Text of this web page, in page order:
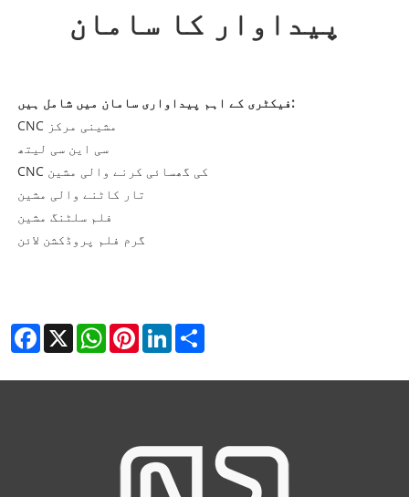
پیداوار کا سامان
فیکٹری کے اہم پیداواری سامان میں شامل ہیں:
CNC مشینی مرکز
سی این سی لیتھ
CNC کی گھسائی کرنے والی مشین
تار کاٹنے والی مشین
فلم سلٹنگ مشین
گرم فلم پروڈکشن لائن
Facebook
X WhatsAppPinterestLinkedIn